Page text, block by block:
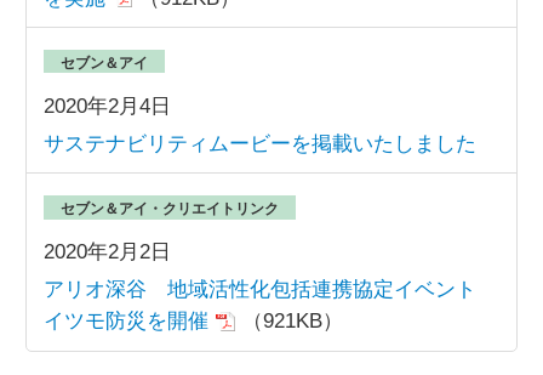
2020年2月4日
セブン＆アイ
サステナビリティムービーを掲載いたしました
2020年2月2日
セブン＆アイ・クリエイトリンク
アリオ深谷 地域活性化包括連携協定イベント
イツモ防災を開催
（921KB）